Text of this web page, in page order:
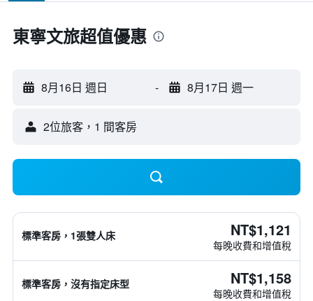
東寧文旅超值優惠
8月16日 週日 - 8月17日 週一
2位旅客，1 間客房
標準客房，1張雙人床 NT$1,121
每晚收費和增值稅
標準客房，沒有指定床型 NT$1,158
每晚收費和增值稅